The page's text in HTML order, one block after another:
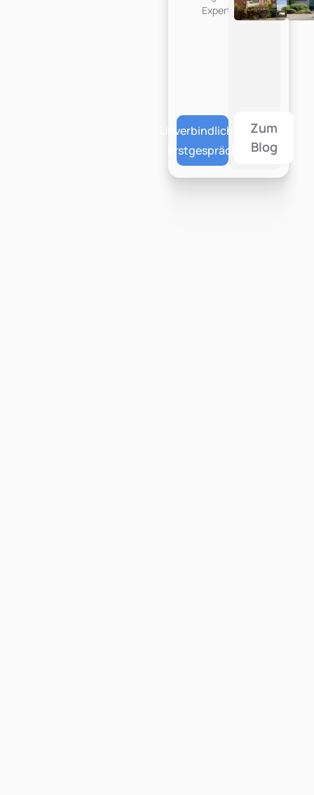
Expertise.
Unverbindliches
Erstgespräch
Zum
Blog